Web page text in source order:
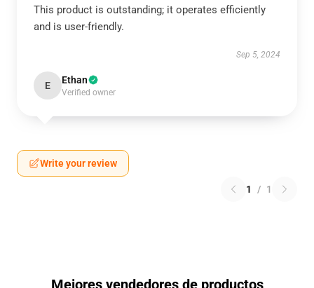
This product is outstanding; it operates efficiently
and is user-friendly.
Sep 5, 2024
E Ethan
Verified owner
Write your review
1 / 1
Mejores vendedores de productos